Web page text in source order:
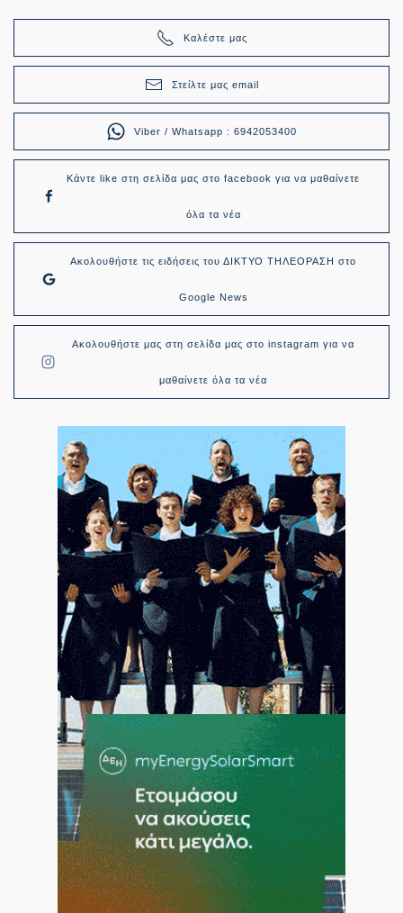
Καλέστε μας
Στείλτε μας email
Viber / Whatsapp : 6942053400
Κάντε like στη σελίδα μας στο facebook για να μαθαίνετε
όλα τα νέα
Ακολουθήστε τις ειδήσεις του ΔΙΚΤΥΟ ΤΗΛΕΟΡΑΣΗ στο
Google News
Ακολουθήστε μας στη σελίδα μας στο instagram για να
μαθαίνετε όλα τα νέα